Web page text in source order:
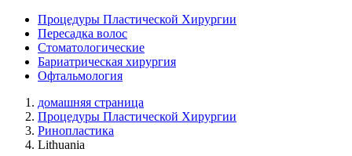
Процедуры Пластической Хирургии
Пересадка волос
Стоматологические
Бариатрическая хирургия
Офтальмология
домашняя страница
Процедуры Пластической Хирургии
Ринопластика
Lithuania